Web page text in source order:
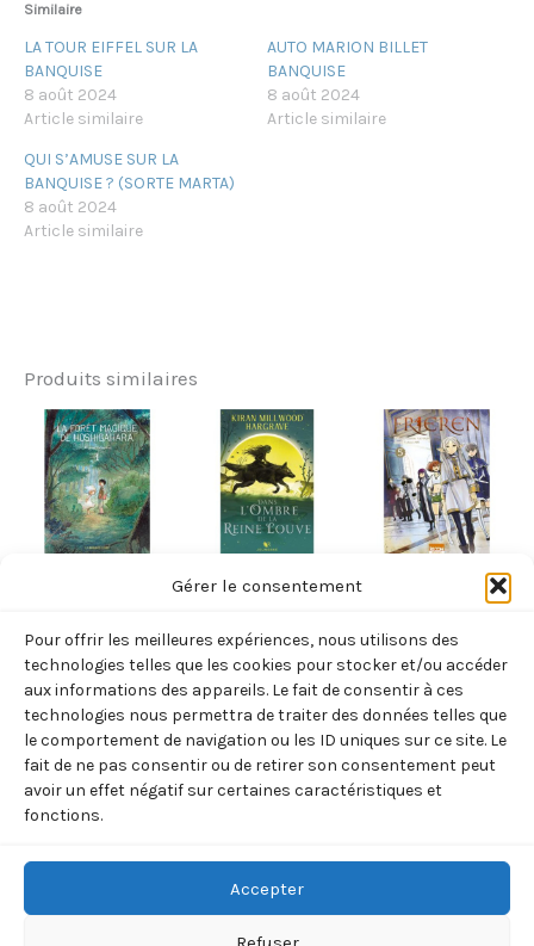
Gérer le consentement
Pour offrir les meilleures expériences, nous utilisons des
technologies telles que les cookies pour stocker et/ou accéder
aux informations des appareils. Le fait de consentir à ces
technologies nous permettra de traiter des données telles que
le comportement de navigation ou les ID uniques sur ce site. Le
fait de ne pas consentir ou de retirer son consentement peut
avoir un effet négatif sur certaines caractéristiques et
fonctions.
Accepter
Similaire
LA TOUR EIFFEL SUR LA
BANQUISE
8 août 2024
Article similaire
AUTO MARION BILLET
BANQUISE
8 août 2024
Article similaire
QUI S’AMUSE SUR LA
BANQUISE ? (SORTE MARTA)
8 août 2024
Article similaire
Produits similaires
MAGIQUE DE
HOSHIGAHARA
T1 (IWAOKA
HISAE)
9,90€ TTC
au
ENFANTS
DE LA REINE
LOUVE – TOME 1
(MILLWOOD
HARGRAVE K.)
16,50€ TTC
au
panier
(YAMADA/ABE)
7,95€ TTC
Ajouter
au
panier